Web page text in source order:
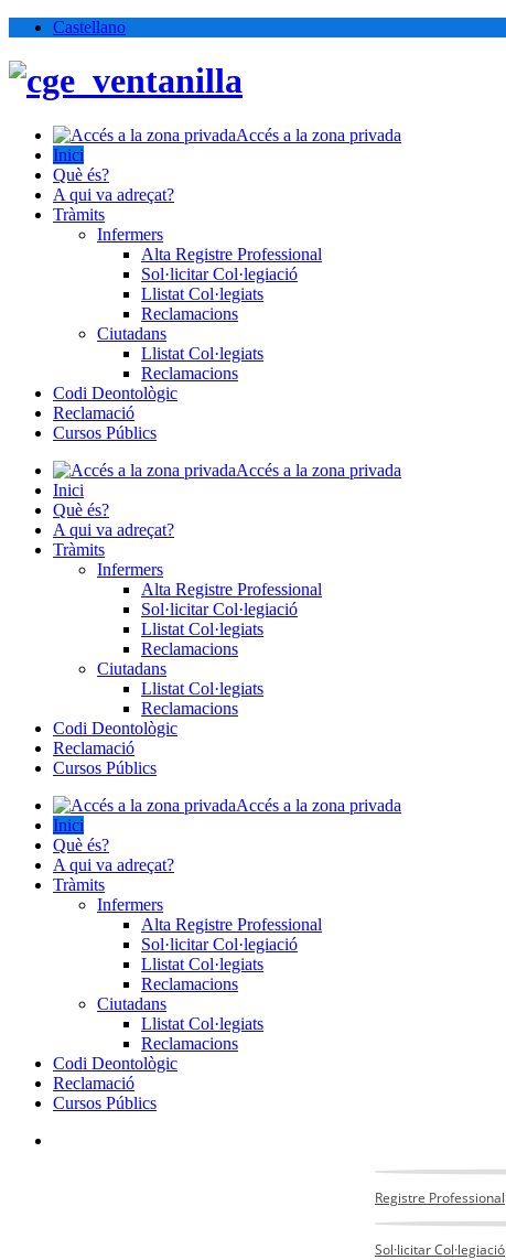
Castellano
Accés a la zona privada
Inici
Què és?
A qui va adreçat?
Tràmits
Infermers
Alta Registre Professional
Sol·licitar Col·legiació
Llistat Col·legiats
Reclamacions
Ciutadans
Llistat Col·legiats
Reclamacions
Codi Deontològic
Reclamació
Cursos Públics
Accés a la zona privada
Inici
Què és?
A qui va adreçat?
Tràmits
Infermers
Alta Registre Professional
Sol·licitar Col·legiació
Llistat Col·legiats
Reclamacions
Ciutadans
Llistat Col·legiats
Reclamacions
Codi Deontològic
Reclamació
Cursos Públics
Accés a la zona privada
Inici
Què és?
A qui va adreçat?
Tràmits
Infermers
Alta Registre Professional
Sol·licitar Col·legiació
Llistat Col·legiats
Reclamacions
Ciutadans
Llistat Col·legiats
Reclamacions
Codi Deontològic
Reclamació
Cursos Públics
Registre Professional
Sol·licitar Col·legiació